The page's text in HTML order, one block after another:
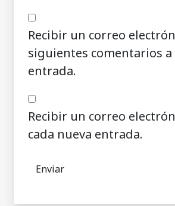
Recibir un correo
siguientes comentarios a
entrada.
Recibir un correo
cada nueva entrada.